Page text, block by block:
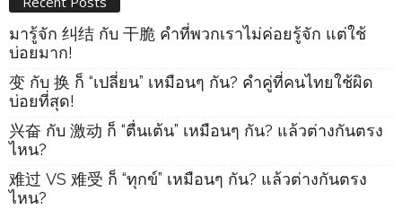
มารู้จัก 纠结 กับ 干脆 คำที่พวกเราไม่ค่อยรู้จัก แต่ใช้
บ่อยมาก!
变 กับ 换 ก็ “เปลี่ยน” เหมือนๆ กัน? คำคู่ที่คนไทยใช้ผิด
บ่อยที่สุด!
兴奋 กับ 激动 ก็ “ตื่นเต้น” เหมือนๆ กัน? แล้วต่างกันตรง
ไหน?
难过 VS 难受 ก็ “ทุกข์” เหมือนๆ กัน? แล้วต่างกันตรง
ไหน?